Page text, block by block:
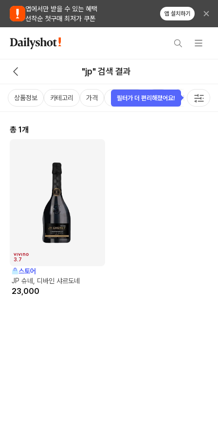
앱에서만 받을 수 있는 혜택
선착순 첫구매 최저가 쿠폰
앱 설치하기
"jp" 검색 결과
상품정보 카테고리 가격 비비노점수 국가 용량 태그
총 1개
3.7
스토어
JP 슈네, 디바인 샤르도네
23,000
필터가 더 편리해졌어요!